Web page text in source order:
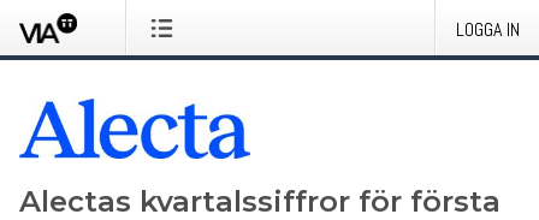
LOGGA IN
Alectas kvartalssiffror för första